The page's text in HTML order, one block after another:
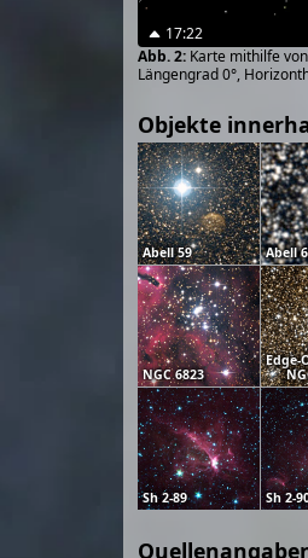
17:22
Karte mithilfe
Längengrad 0°,
Objekte
Abell 59 Abell
NGC 6823
Edge-
Sh 2-89 Sh 2-